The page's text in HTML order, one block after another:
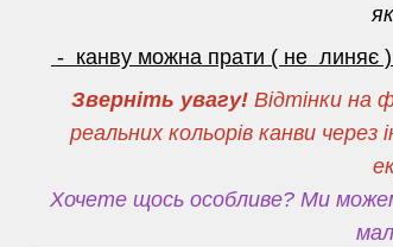
- канву можна прати ( не линяє
Зверніть увагу! Відтінки на
реальних кольорів канви
Хочете щось особливе? Ми